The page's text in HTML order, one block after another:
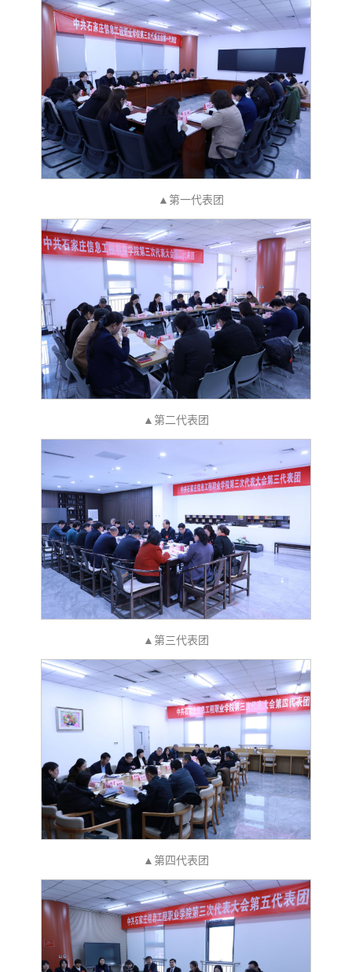
▲第一代表团
▲第二代表团
▲第三代表团
▲第四代表团